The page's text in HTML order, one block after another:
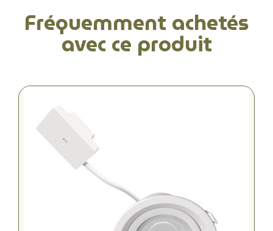
Fréquemment achetés
avec ce produit